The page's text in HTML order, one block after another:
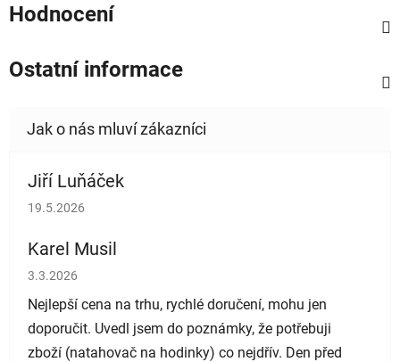
Hodnocení
Ostatní informace
Jiří Luňáček
Hodnocení obchodu je 5 z 5 hvězdiček.
19.5.2026
Karel Musil
Hodnocení obchodu je 5 z 5 hvězdiček.
3.3.2026
Nejlepší cena na trhu, rychlé doručení, mohu jen
doporučit. Uvedl jsem do poznámky, že potřebuji
zboží (natahovač na hodinky) co nejdřív. Den před